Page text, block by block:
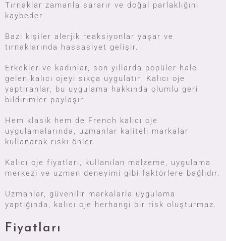
Tırnaklar zamanla sararır ve doğal parlaklığını
kaybeder.
Bazı kişiler alerjik reaksiyonlar yaşar ve
tırnaklarında hassasiyet gelişir.
Erkekler ve kadınlar, son yıllarda popüler hale
gelen kalıcı ojeyi sıkça uygulatır. Kalıcı oje
yaptıranlar, bu uygulama hakkında olumlu geri
bildirimler paylaşır.
Hem klasik hem de French kalıcı oje
uygulamalarında, uzmanlar kaliteli markalar
kullanarak riski önler.
Kalıcı oje fiyatları, kullanılan malzeme, uygulama
merkezi ve uzman deneyimi gibi faktörlere bağlıdır.
Uzmanlar, güvenilir markalarla uygulama
yaptığında, kalıcı oje herhangi bir risk oluşturmaz.
Fiyatları